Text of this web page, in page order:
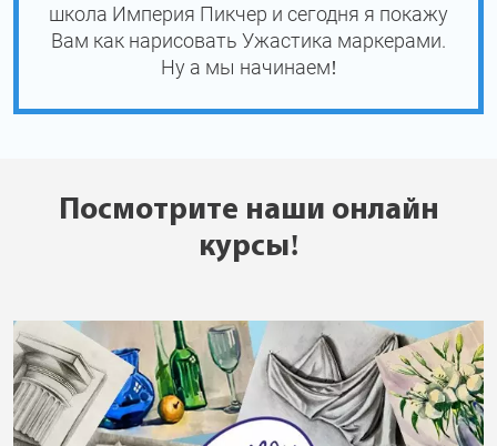
школа Империя Пикчер и сегодня я покажу
Вам как нарисовать Ужастика маркерами.
Ну а мы начинаем!
Посмотрите наши онлайн
курсы!